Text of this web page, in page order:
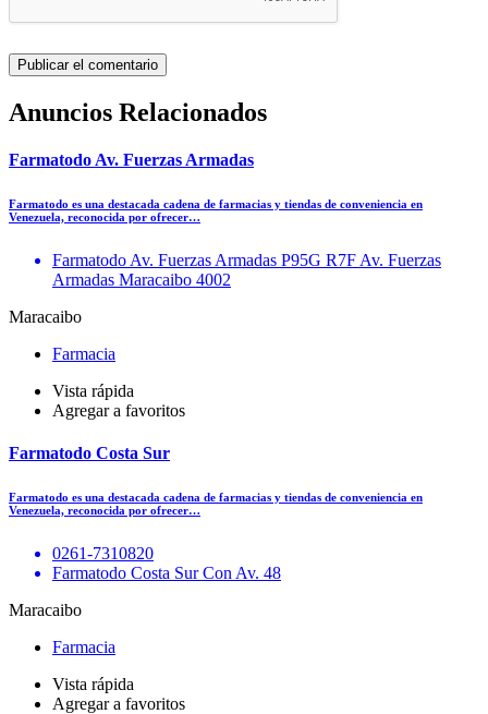
Anuncios Relacionados
Farmatodo Av. Fuerzas Armadas
Farmatodo es una destacada cadena de farmacias y tiendas de conveniencia en
Venezuela, reconocida por ofrecer…
Farmatodo Av. Fuerzas Armadas P95G R7F Av. Fuerzas
Armadas Maracaibo 4002
Maracaibo
Farmacia
Vista rápida
Agregar a favoritos
Farmatodo Costa Sur
Farmatodo es una destacada cadena de farmacias y tiendas de conveniencia en
Venezuela, reconocida por ofrecer…
0261-7310820
Farmatodo Costa Sur Con Av. 48
Maracaibo
Farmacia
Vista rápida
Agregar a favoritos